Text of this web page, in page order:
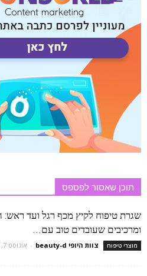
תוכן שאסור לפספס
שגרת טיפוח לקיץ מכף רגל ועד
ומרכיבים שעובדים טוב עם...
מוצרי טיפוח צוות היופי beauty-d - אוגוסט 7, 2023